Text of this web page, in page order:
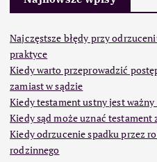
Najczęstsze błędy przy
praktyce
Kiedy warto przeprowadzić
zamiast w sądzie
Kiedy testament ustny jest
Kiedy sąd może uznać testament
Kiedy odrzucenie spadku przez
rodzinnego